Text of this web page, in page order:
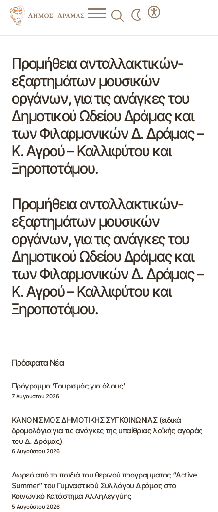
Προμήθεια ανταλλακτικών-
εξαρτημάτων μουσικών
οργάνων, για τις ανάγκες του
Δημοτικού Ωδείου Δράμας και
των Φιλαρμονικών Δ. Δράμας –
Κ. Αγρού – Καλλιφύτου και
Ξηροποτάμου.
Προμήθεια ανταλλακτικών-
εξαρτημάτων μουσικών
οργάνων, για τις ανάγκες του
Δημοτικού Ωδείου Δράμας και
των Φιλαρμονικών Δ. Δράμας –
Κ. Αγρού – Καλλιφύτου και
Ξηροποτάμου.
Πρόσφατα Νέα
Πρόγραμμα ‘Τουρισμός για όλους’
7 Αυγούστου 2026
ΚΑΝΟΝΙΣΜΟΣ ΔΗΜΟΤΙΚΗΣ ΣΥΓΚΟΙΝΩΝΙΑΣ (ειδικά
δρομολόγια για τις ανάγκες της υπαίθριας λαϊκής αγοράς
του Δ. Δράμας)
6 Αυγούστου 2026
Δωρεά από τα παιδιά του θερινού προγράμματος “Active
Summer” του Γυμναστικού Συλλόγου Δράμας στο
Κοινωνικό Κατάστημα Αλληλεγγύης
5 Αυγούστου 2026